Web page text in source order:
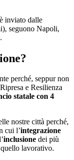
inviato dalle
seguono Napoli,
perché, seppur non
e Resilienza
statale con 4
nostre città perché,
cui l’integrazione
inclusione dei più
lavorativo.